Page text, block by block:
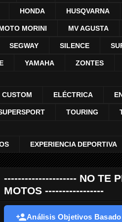
HONDA HUSQVARNA
MORINI MV AGUSTA
SEGWAY SILENCE
YAMAHA ZONTES
CUSTOM ELÉCTRICA
TOURING
EXPERIENCIA DEPORTIVA
--------------------- NO TE
MOTOS -----------------
Análisis Objetivos